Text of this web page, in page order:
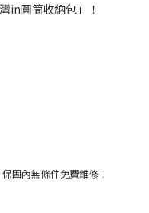
in圓筒收納包」！
固內無條件免費維修！